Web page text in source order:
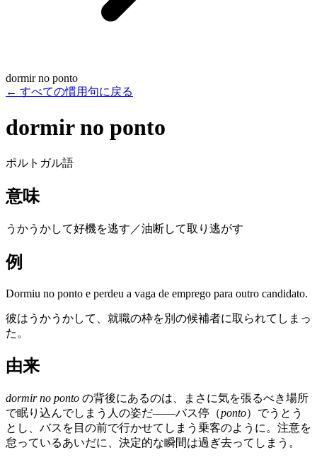
dormir no ponto
← すべての慣用句に戻る
dormir no ponto
ポルトガル語
意味
うかうかして好機を逃す／油断して取り逃がす
例
Dormiu no ponto e perdeu a vaga de emprego para outro candidato.
彼はうかうかして、就職の枠を別の候補者に取られてしまっ
た。
由来
dormir no ponto の背後にあるのは、まさに気を張るべき場所
で眠り込んでしまう人の姿だ——バス停（ponto）でうとう
とし、バスを目の前で行かせてしまう乗客のように。注意を
怠っているあいだに、決定的な瞬間は過ぎ去ってしまう。